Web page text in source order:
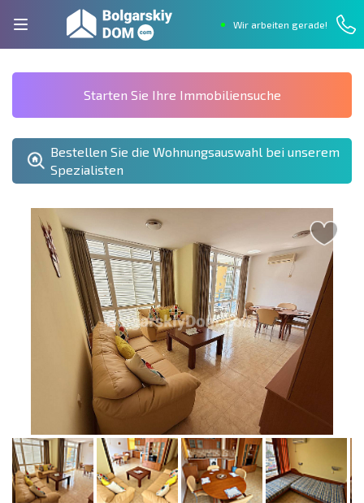
Wir arbeiten gerade!
Starten Sie Ihre Immobiliensuche
Bestellen Sie die Wohnungsauswahl bei unserem
Spezialisten